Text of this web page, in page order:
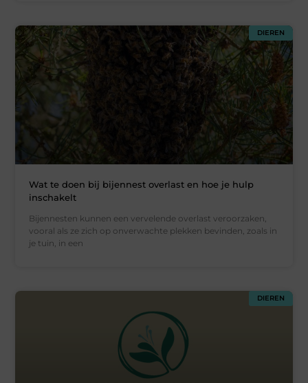
DIEREN
Wat te doen bij bijennest overlast en hoe je hulp
inschakelt
Bijennesten kunnen een vervelende overlast veroorzaken,
vooral als ze zich op onverwachte plekken bevinden, zoals in
je tuin, in een
DIEREN